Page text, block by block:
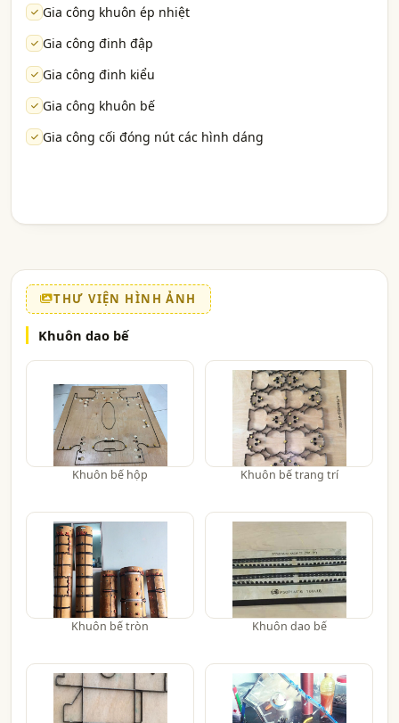
Gia công khuôn ép nhiệt
Gia công đinh đập
Gia công đinh kiểu
Gia công khuôn bế
Gia công cối đóng nút các hình dáng
THƯ VIỆN HÌNH ẢNH
Khuôn dao bế
Khuôn bế hộp Khuôn bế trang trí
Khuôn bế tròn Khuôn dao bế